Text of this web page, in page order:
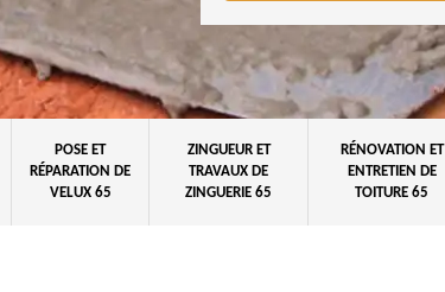
POSE ET
RÉPARATION DE
VELUX 65
ZINGUEUR ET
TRAVAUX DE
ZINGUERIE 65
RÉNOVATION ET
ENTRETIEN DE
TOITURE 65